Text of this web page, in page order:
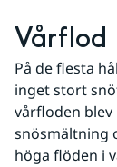
Vårflod
På de flesta
inget stort
vårfloden
snösmältning
höga flöden i